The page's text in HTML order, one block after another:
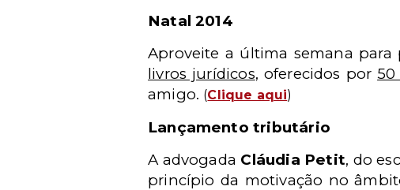
Natal 2014
Aproveite a última semana
livros jurídicos, oferecidos por50
amigo. (Clique aqui)
Lançamento tributário
A advogada Cláudia Petit, do
princípio da motivação no